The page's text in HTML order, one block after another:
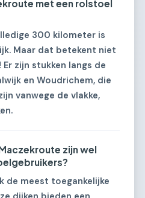
met een rolstoel
300 kilometer is
Maar dat betekent niet
zijn stukken langs de
en Woudrichem, die
vanwege de vlakke,
zijn wel
de meest toegankelijke